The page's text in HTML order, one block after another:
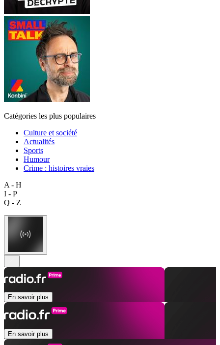
Catégories les plus populaires
Culture et société
Actualités
Sports
Humour
Crime : histoires vraies
A - H
I - P
Q - Z
En savoir plus
En savoir plus